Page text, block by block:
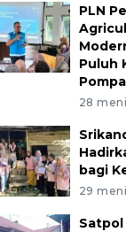
PLN
Puluh
28
bagi
29
Satpol